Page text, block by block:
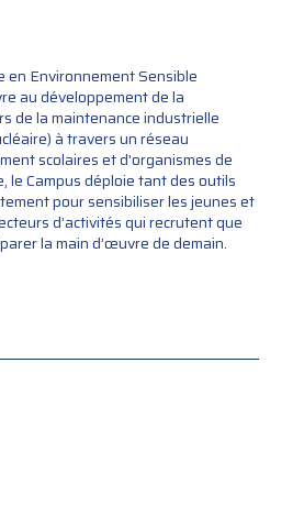
en Environnement Sensible
au développement de la
de la maintenance industrielle
à travers un réseau
scolaires et d'organismes de
le Campus déploie tant des outils
pour sensibiliser les jeunes et
d’activités qui recrutent que
la main d’œuvre de demain.